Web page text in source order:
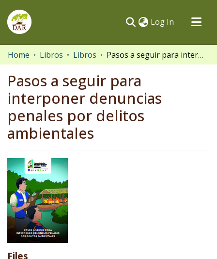
Log In (current)
Communities & Collections
All of DSpace
Statistics
Home Libros Libros Pasos a seguir para interponer denuncias penales por delitos ambientales
Pasos a seguir para
interponer denuncias
penales por delitos
ambientales
Files